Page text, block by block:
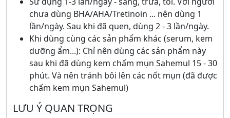
chưa dùng BHA/AHA/Tretinoin ... nên dùng 1
lần/ngày. Sau khi đã quen, dùng 2 - 3 lần/ngày.
Khi dùng cùng các sản phẩm khác (serum, kem
dưỡng ẩm...): Chỉ nên dùng các sản phẩm này
sau khi đã dùng kem chấm mụn Sahemul 15 - 30
phút. Và nên tránh bôi lên các nốt mụn (đã được
chấm kem mụn Sahemul)
LƯU Ý QUAN TRỌNG